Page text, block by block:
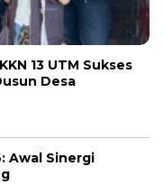
13 UTM Sukses
Desa
Awal Sinergi